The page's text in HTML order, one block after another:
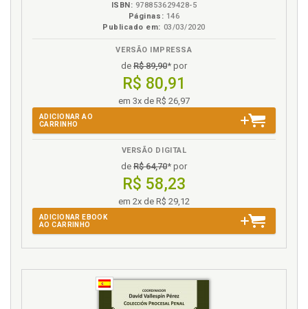
ISBN: 978853629428-5
Páginas: 146
Publicado em: 03/03/2020
VERSÃO IMPRESSA
de R$ 89,90* por
R$ 80,91
em 3x de R$ 26,97
ADICIONAR AO
CARRINHO
VERSÃO DIGITAL
de R$ 64,70* por
R$ 58,23
em 2x de R$ 29,12
ADICIONAR EBOOK
AO CARRINHO